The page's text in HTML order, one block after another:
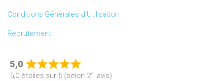
Conditions Générales d’Utilisation
Recrutement
5,0
Rated
5,0 étoiles sur 5 (selon 21 avis)